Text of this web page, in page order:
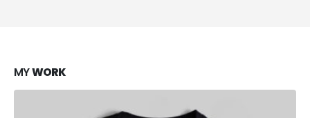
MYWORK